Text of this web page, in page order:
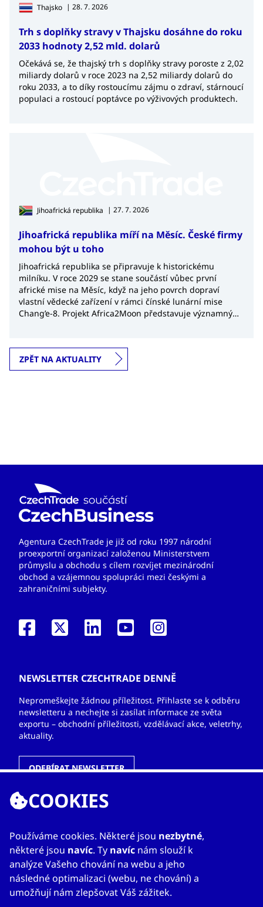
Thajsko | 28. 7. 2026
Trh s doplňky stravy v Thajsku dosáhne do roku
2033 hodnoty 2,52 mld. dolarů
Očekává se, že thajský trh s doplňky stravy poroste z 2,02
miliardy dolarů v roce 2023 na 2,52 miliardy dolarů do
roku 2033, a to díky rostoucímu zájmu o zdraví, stárnoucí
populaci a rostoucí poptávce po výživových produktech.
Jihoafrická republika | 27. 7. 2026
Jihoafrická republika míří na Měsíc. České firmy
mohou být u toho
Jihoafrická republika se připravuje k historickému
milníku. V roce 2029 se stane součástí vůbec první
africké mise na Měsíc, když na jeho povrch dopraví
vlastní vědecké zařízení v rámci čínské lunární mise
Chang’e-8. Projekt Africa2Moon představuje významný
globálním kosmickém průmyslu.
ZPĚT NA AKTUALITY
Agentura CzechTrade je již od roku 1997 národní
proexportní organizací založenou Ministerstvem
průmyslu a obchodu s cílem rozvíjet mezinárodní
obchod a vzájemnou spolupráci mezi českými a
zahraničními subjekty.
NEWSLETTER CZECHTRADE DENNĚ
Nepromeškejte žádnou příležitost. Přihlaste se k odběru
newsletteru a nechejte si zasílat informace ze světa
exportu – obchodní příležitosti, vzdělávací akce, veletrhy,
aktuality.
ODEBÍRAT NEWSLETTER
ODKAZY
O nás
Zahraniční kanceláře
Služby
Kontakty
COOKIES
Používáme cookies. Některé jsou nezbytné,
některé jsou navíc. Ty navíc nám slouží k
analýze Vašeho chování na webu a jeho
následné optimalizaci (webu, ne chování) a
umožňují nám zlepšovat Váš zážitek.